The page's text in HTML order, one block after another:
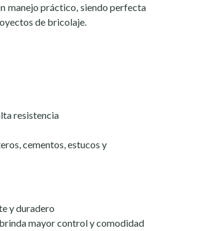
manejo práctico, siendo perfecta
de bricolaje.
resistencia
cementos, estucos y
y duradero
mayor control y comodidad